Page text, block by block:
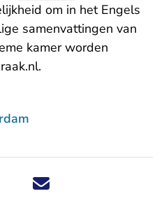
om in het Engels
samenvattingen van
kamer worden
.
Deel dit nieuwsbericht via X -
Deel dit nieuwsbericht via
Deel dit nieuwsbericht
Deel dit